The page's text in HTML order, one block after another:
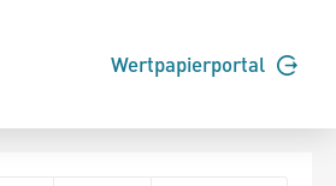
Wertpapierportal